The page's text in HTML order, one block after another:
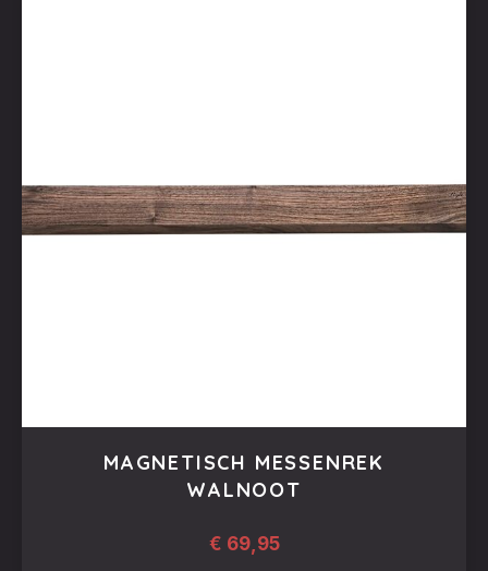
MAGNETISCH MESSENREK
WALNOOT
€ 69,95